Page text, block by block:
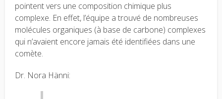
pointent vers une composition chimique plus
complexe. En effet, l’équipe a trouvé de nombreuses
molécules organiques (à base de carbone) complexes
qui n’avaient encore jamais été identifiées dans une
comète.
Dr. Nora Hänni: